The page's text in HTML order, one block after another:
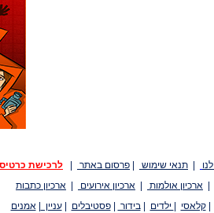
תנאי שימוש פרסום באתר
לרכישת
ארכיון אולמות ארכיון אירועים
ארכיון כתבות
|קלאסי ילדים |בידור |פסטיבלים |עניין |אמנים